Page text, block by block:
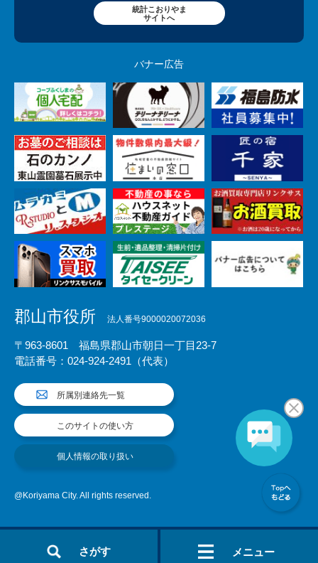
さがす メニュー
統計こおりやま
サイトへ
バナー広告
郡山市役所 法人番号9000020072036
〒963-8601 福島県郡山市朝日一丁目23-7
電話番号：024-924-2491（代表）
所属別連絡先一覧
このサイトの使い方
個人情報の取り扱い
@Koriyama City. All rights reserved.